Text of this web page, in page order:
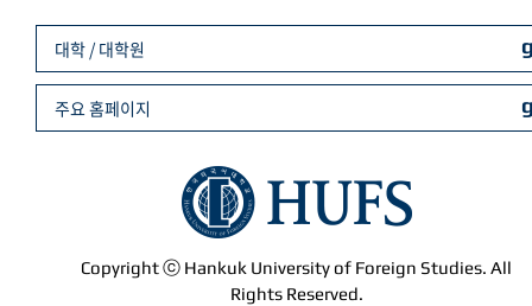
Copyright ⓒ Hankuk University of Foreign Studies. All
Rights Reserved.
대학 / 대학원
주요 홈페이지